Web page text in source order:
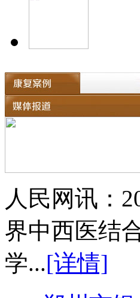
人民网讯：
界中西医结
学...[详情]